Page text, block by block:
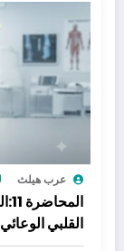
عرب هيلث
القلبي